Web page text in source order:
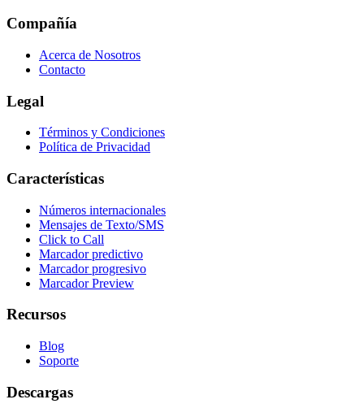
Compañía
Acerca de Nosotros
Contacto
Legal
Términos y Condiciones
Política de Privacidad
Características
Números internacionales
Mensajes de Texto/SMS
Click to Call
Marcador predictivo
Marcador progresivo
Marcador Preview
Recursos
Blog
Soporte
Descargas